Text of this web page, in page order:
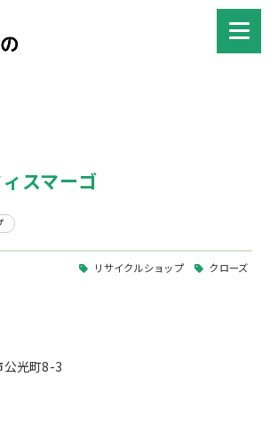
ィスマーゴ
リサイクルショップ クローズ
公光町8-3